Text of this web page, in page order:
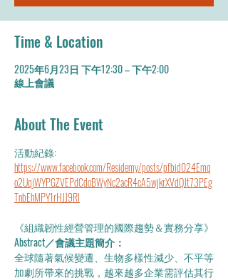
Time & Location
2025年6月23日 下午12:30 – 下午2:00
線上會議
About The Event
活動紀錄:
https://www.facebook.com/Residemy/posts/pfbid024Emq
o2UqjWYPGZVEPdCdoBWyNc2acR4cA5wjkrXVdQJt73PEg
TnbEhMPY1rHJJ9Rl
《組織韌性經營管理的國際趨勢＆實務分享》
Abstract／會議主題簡介：
全球隨著氣候變遷、生物多樣性減少、不平等
加劇所帶來的挑戰，越來越多企業需評估其行